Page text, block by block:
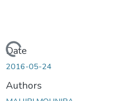
Loading...
Date
2016-05-24
Authors